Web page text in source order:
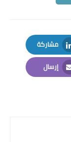
مشاركة
LinkedIn
إرسال
Email